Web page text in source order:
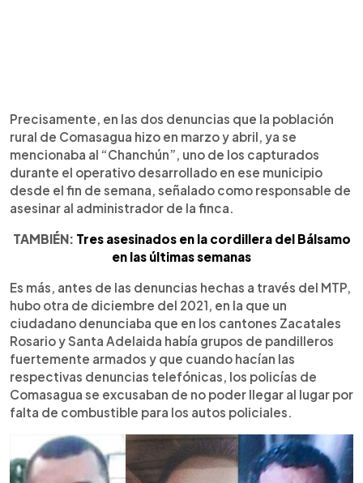
Precisamente, en las dos denuncias que la población
rural de Comasagua hizo en marzo y abril, ya se
mencionaba al “Chanchún”, uno de los capturados
durante el operativo desarrollado en ese municipio
desde el fin de semana, señalado como responsable de
asesinar al administrador de la finca.
TAMBIÉN: Tres asesinados en la cordillera del Bálsamo
en las últimas semanas
Es más, antes de las denuncias hechas a través del MTP,
hubo otra de diciembre del 2021, en la que un
ciudadano denunciaba que en los cantones Zacatales
Rosario y Santa Adelaida había grupos de pandilleros
fuertemente armados y que cuando hacían las
respectivas denuncias telefónicas, los policías de
Comasagua se excusaban de no poder llegar al lugar por
falta de combustible para los autos policiales.